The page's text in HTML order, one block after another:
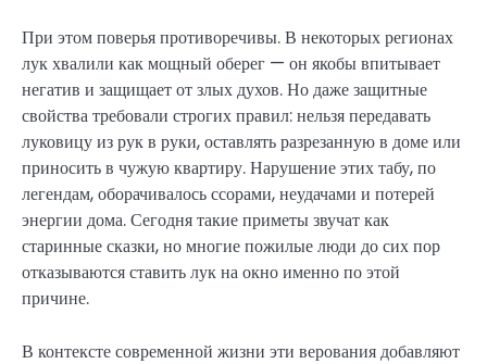
При этом поверья противоречивы. В некоторых регионах
лук хвалили как мощный оберег — он якобы впитывает
негатив и защищает от злых духов. Но даже защитные
свойства требовали строгих правил: нельзя передавать
луковицу из рук в руки, оставлять разрезанную в доме или
приносить в чужую квартиру. Нарушение этих табу, по
легендам, оборачивалось ссорами, неудачами и потерей
энергии дома. Сегодня такие приметы звучат как
старинные сказки, но многие пожилые люди до сих пор
отказываются ставить лук на окно именно по этой
причине.
В контексте современной жизни эти верования добавляют